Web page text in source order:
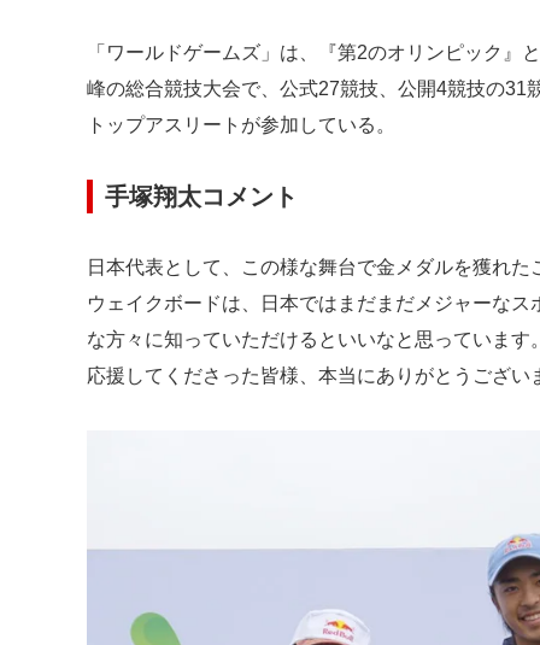
「ワールドゲームズ」は、『第2のオリンピック
峰の総合競技大会で、公式27競技、公開4競技の
トップアスリートが参加している。
手塚翔太コメント
日本代表として、この様な舞台で金メダルを獲れ
ウェイクボードは、日本ではまだまだメジャーな
な方々に知っていただけるといいなと思っています
応援してくださった皆様、本当にありがとうござい